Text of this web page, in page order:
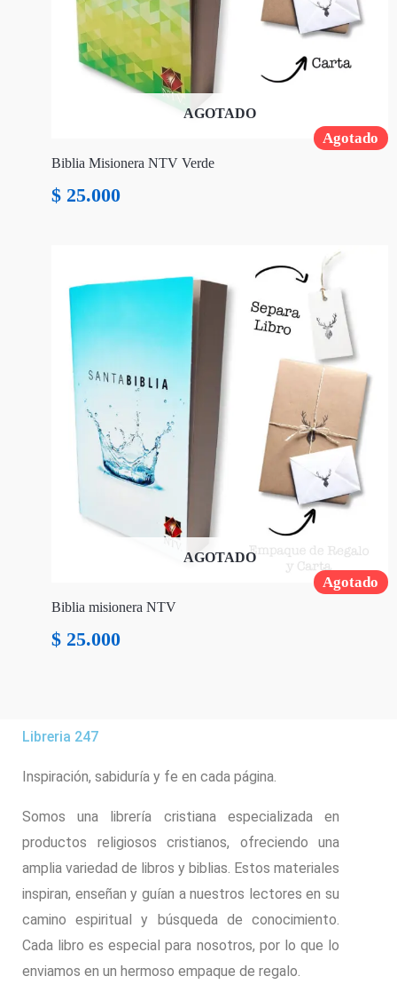
Agotado
AGOTADO
Biblia Misionera NTV Verde
$ 25.000
Agotado
AGOTADO
Biblia misionera NTV
$ 25.000
Libreria 247
Inspiración, sabiduría y fe en cada página.
Somos una librería cristiana especializada en
productos religiosos cristianos, ofreciendo una
amplia variedad de libros y biblias. Estos materiales
inspiran, enseñan y guían a nuestros lectores en su
camino espiritual y búsqueda de conocimiento.
Cada libro es especial para nosotros, por lo que lo
enviamos en un hermoso empaque de regalo.